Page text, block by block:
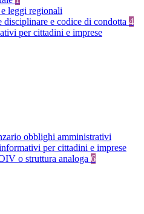
leggi regionali
disciplinare e codice di condotta 4
per cittadini e imprese
obblighi amministrativi
per cittadini e imprese
o struttura analoga 6